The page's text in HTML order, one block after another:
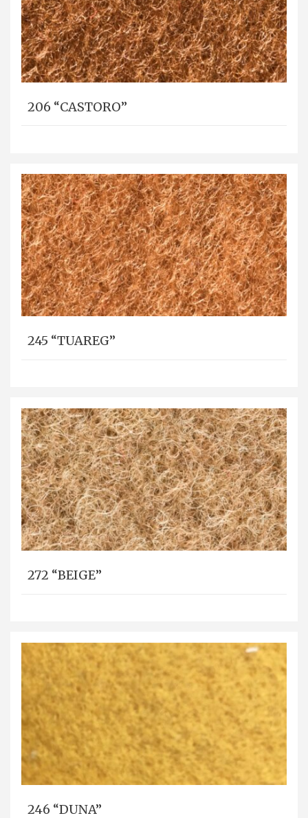
206 “CASTORO”
245 “TUAREG”
272 “BEIGE”
246 “DUNA”